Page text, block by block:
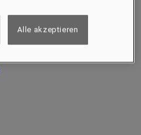
Alle akzeptieren